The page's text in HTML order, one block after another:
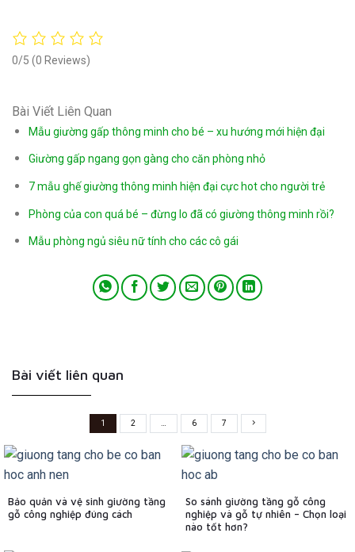
0/5 (0 Reviews)
Bài Viết Liên Quan
Mẫu giường gấp thông minh cho bé – xu hướng mới hiện đại
Giường gấp ngang gọn gàng cho căn phòng nhỏ
7 mẫu ghế giường thông minh hiện đại cực hot cho người trẻ
Phòng của con quá bé – đừng lo đã có giường thông minh rồi?
Mẫu phòng ngủ siêu nữ tính cho các cô gái
Bài viết liên quan
1 2 … 6 7
Bảo quản và vệ sinh giường tầng
gỗ công nghiệp đúng cách
So sánh giường tầng gỗ công
nghiệp và gỗ tự nhiên – Chọn loại
nào tốt hơn?